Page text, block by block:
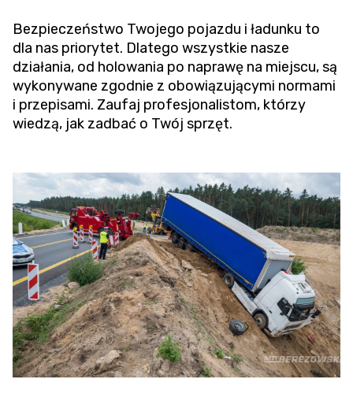
Bezpieczeństwo Twojego pojazdu i ładunku to
dla nas priorytet. Dlatego wszystkie nasze
działania, od holowania po naprawę na miejscu, są
wykonywane zgodnie z obowiązującymi normami
i przepisami. Zaufaj profesjonalistom, którzy
wiedzą, jak zadbać o Twój sprzęt.